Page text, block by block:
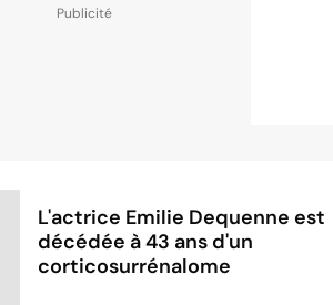
L'actrice Emilie Dequenne est
décédée à 43 ans d'un
corticosurrénalome